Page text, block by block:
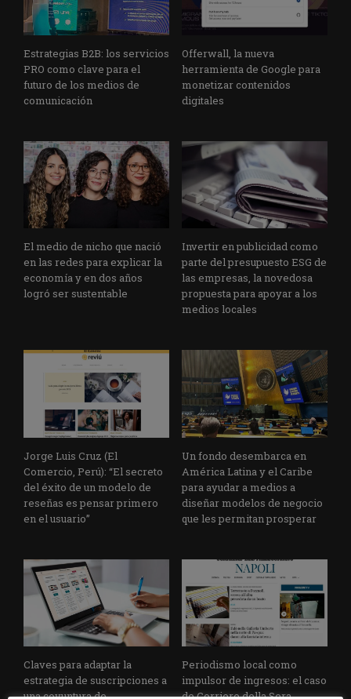
Estrategias B2B: los servicios
PRO como clave para el
futuro de los medios de
comunicación
Offerwall, la nueva
herramienta de Google para
monetizar contenidos
digitales
El medio de nicho que nació
en las redes para explicar la
economía y en dos años
logró ser sustentable
Invertir en publicidad como
parte del presupuesto ESG de
las empresas, la novedosa
propuesta para apoyar a los
medios locales
Jorge Luis Cruz (El
Comercio, Perú): “El secreto
del éxito de un modelo de
reseñas es pensar primero
en el usuario”
Un fondo desembarca en
América Latina y el Caribe
para ayudar a medios a
diseñar modelos de negocio
que les permitan prosperar
Claves para adaptar la
estrategia de suscripciones a
una coyuntura de
Periodismo local como
impulsor de ingresos: el caso
de Corriere della Sera